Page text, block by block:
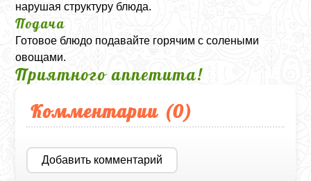
нарушая структуру блюда.
Подача
Готовое блюдо подавайте горячим с солеными
овощами.
Приятного аппетита!
Комментарии (0)
Добавить комментарий